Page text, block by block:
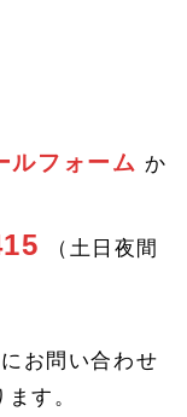
ルフォーム か
（土日夜間
お問い合わせ
す。